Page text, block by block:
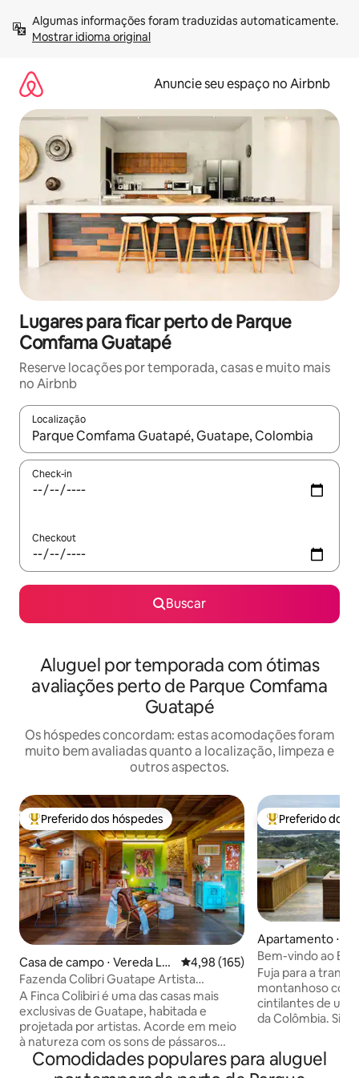
para
Mostrar idioma original
Anuncie seu espaço no Airbnb
Lugares para ficar perto de Parque
Comfama Guatapé
Reserve locações por temporada, casas e muito mais
no Airbnb
Localização
Quando os resultados estiverem disponíveis, explore-os
Check-in
Checkout
Buscar
Aluguel por temporada com ótimas
avaliações perto de Parque Comfama
Guatapé
Os hóspedes concordam: estas acomodações foram
muito bem avaliadas quanto a localização, limpeza e
outros aspectos.
Entre os melhores preferidos dos hóspedes
Preferido dos hóspedes
Casa de campo ⋅ Vereda Los
Naranjos
4,98 de uma avaliação média de
4,98 (165)
Fazenda Colibri Guatape Artista
Lakehouse Encanto
A Finca Colibiri é uma das casas mais
exclusivas de Guatape, habitada e
projetada por artistas. Acorde em meio
à natureza com os sons de pássaros
cantando e peixes pulando. Vistas
espetaculares do lago a partir de uma
Entre os
Preferido dos
Apartamento ⋅ El
Bem-vindo ao
Montecielo
Fuja para a
montanhoso com
cintilantes de um
da Colômbia.
aconchegante
panorâmicas
Comodidades populares para aluguel